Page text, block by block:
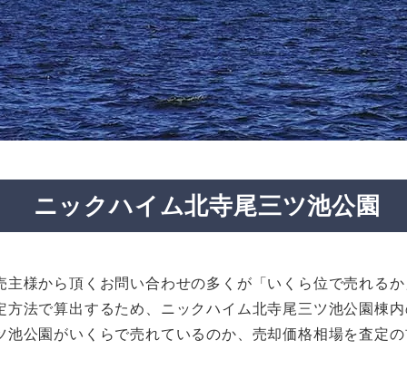
ニックハイム北寺尾三ツ池公園
様から頂くお問い合わせの多くが「いくら位で売れる
法で算出するため、ニックハイム北寺尾三ツ池公園棟
公園がいくらで売れているのか、売却価格相場を査定